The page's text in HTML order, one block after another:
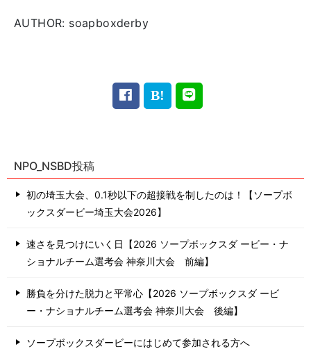
AUTHOR: soapboxderby
NPO_NSBD投稿
初の埼玉大会、0.1秒以下の超接戦を制したのは！【ソープボ
ックスダービー埼玉大会2026】
速さを見つけにいく日【2026 ソープボックスダ ービー・ナ
ショナルチーム選考会 神奈川⼤会 前編】
勝負を分けた脱力と平常心【2026 ソープボックスダ ービ
ー・ナショナルチーム選考会 神奈川⼤会 後編】
ソープボックスダービーにはじめて参加される方へ